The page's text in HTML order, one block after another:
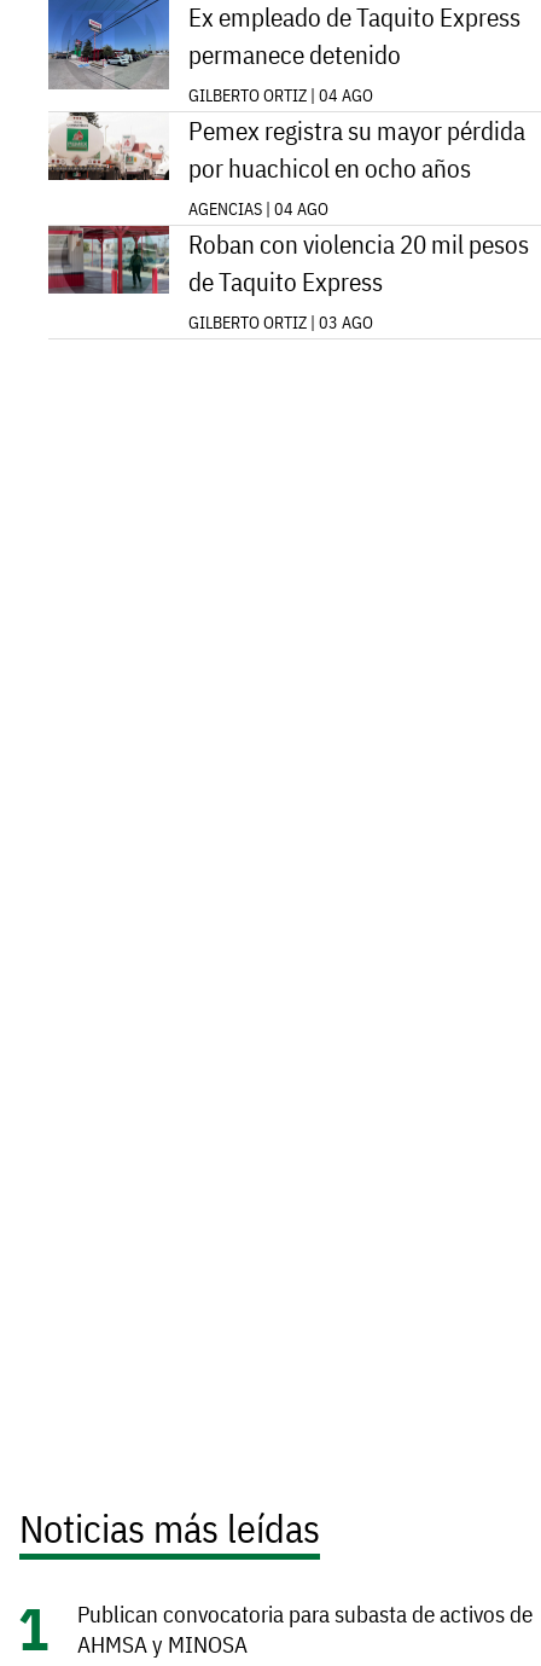
Ex empleado de Taquito Express
permanece detenido
GILBERTO ORTIZ | 04 AGO
Pemex registra su mayor pérdida
por huachicol en ocho años
AGENCIAS | 04 AGO
Roban con violencia 20 mil pesos
de Taquito Express
GILBERTO ORTIZ | 03 AGO
Noticias más leídas
Publican convocatoria para subasta de activos de
AHMSA y MINOSA